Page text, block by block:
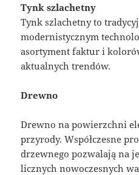
Tynk szlachetny
Tynk szlachetny to
modernistycznym
asortyment faktur i
aktualnych trendów.
Drewno
Drewno na powierzchni
przyrody. Współczesne
drzewnego pozwalają na
licznych nowoczesnych